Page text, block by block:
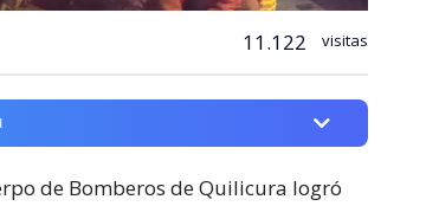
11.122 visitas
de Bomberos de Quilicura logró